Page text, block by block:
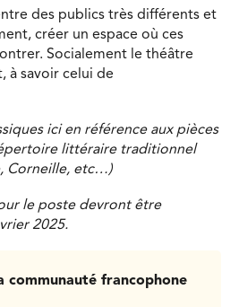
des publics très différents et
créer un espace où ces
Socialement le théâtre
à savoir celui de
ici en référence aux pièces
littéraire traditionnel
Corneille, etc…)
le poste devront être
2025.
communauté francophone